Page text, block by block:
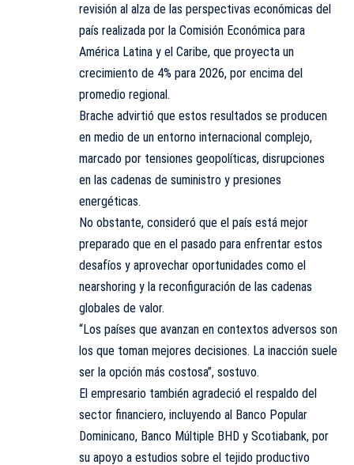
revisión al alza de las perspectivas económicas del
país realizada por la Comisión Económica para
América Latina y el Caribe, que proyecta un
crecimiento de 4% para 2026, por encima del
promedio regional.
Brache advirtió que estos resultados se producen
en medio de un entorno internacional complejo,
marcado por tensiones geopolíticas, disrupciones
en las cadenas de suministro y presiones
energéticas.
No obstante, consideró que el país está mejor
preparado que en el pasado para enfrentar estos
desafíos y aprovechar oportunidades como el
nearshoring y la reconfiguración de las cadenas
globales de valor.
“Los países que avanzan en contextos adversos son
los que toman mejores decisiones. La inacción suele
ser la opción más costosa”, sostuvo.
El empresario también agradeció el respaldo del
sector financiero, incluyendo al Banco Popular
Dominicano, Banco Múltiple BHD y Scotiabank, por
su apoyo a estudios sobre el tejido productivo